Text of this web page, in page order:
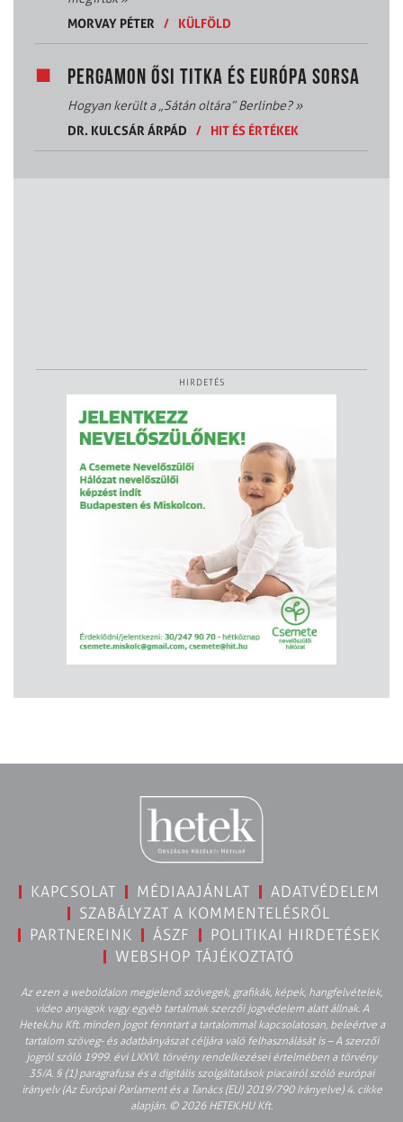
MORVAY PÉTER
/ KÜLFÖLD
PERGAMON ŐSI TITKA ÉS EURÓPA SORSA
Hogyan került a „Sátán oltára” Berlinbe?»
DR. KULCSÁR ÁRPÁD
/ HIT ÉS ÉRTÉKEK
HIRDETÉS
KAPCSOLAT MÉDIAAJÁNLAT
ADATVÉDELEM
SZABÁLYZAT A KOMMENTELÉSRŐL
PARTNEREINK
ÁSZF
POLITIKAI HIRDETÉSEK
WEBSHOP TÁJÉKOZTATÓ
Az ezen a weboldalon megjelenő szövegek, grafikák, képek, hangfelvételek,
video anyagok vagy egyéb tartalmak szerzői jogvédelem alatt állnak. A
Hetek.hu Kft. minden jogot fenntart a tartalommal kapcsolatosan, beleértve a
tartalom szöveg- és adatbányászat céljára való felhasználását is – A szerzői
jogról szóló 1999. évi LXXVI. törvény rendelkezései értelmében a törvény
35/A. § (1) paragrafusa és a digitális szolgáltatások piacairól szóló európai
irányelv (Az Európai Parlament és a Tanács (EU) 2019/790 Irányelve) 4. cikke
alapján. © 2026 HETEK.HU Kft.